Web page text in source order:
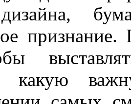
признание.
какую